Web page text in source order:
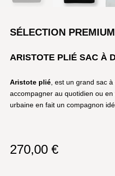
SÉLECTION
ARISTOTE PLIÉ SAC À
Aristote plié , est un grand sac
accompagner au quotidien ou
urbaine en fait un compagnon
270,00 €